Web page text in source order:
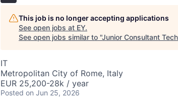
This job is no longer accepting applications
See open jobs at EY.
See open jobs similar to "Junior Consultant
IT
Metropolitan City of Rome, Italy
EUR 25,200-28k / year
Posted on Jun 25, 2026